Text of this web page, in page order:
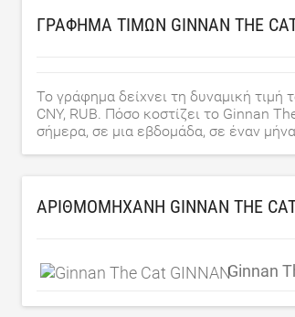
ΓΡΆΦΗΜΑ ΤΙΜΏΝ GINNAN THE
Το γράφημα δείχνει τη δυναμική τιμή
CNY, RUB. Πόσο κοστίζει το Ginnan
σήμερα, σε μια εβδομάδα, σε έναν
ΑΡΙΘΜΟΜΗΧΑΝΉ GINNAN THE
Ginnan